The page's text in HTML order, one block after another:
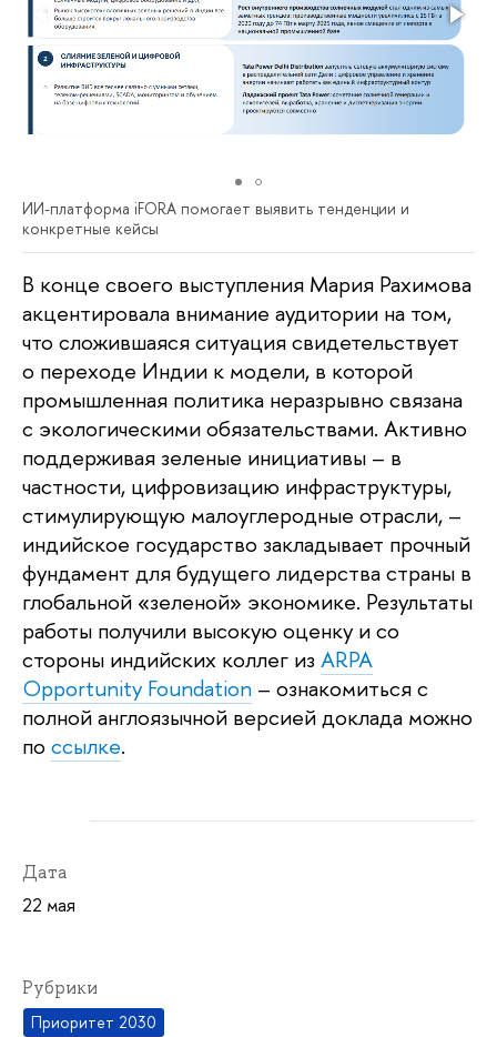
ИИ-платформа iFORA помогает выявить тенденции и
конкретные кейсы
В конце своего выступления Мария Рахимова
акцентировала внимание аудитории на том,
что сложившаяся ситуация свидетельствует
о переходе Индии к модели, в которой
промышленная политика неразрывно связана
с экологическими обязательствами. Активно
поддерживая зеленые инициативы – в
частности, цифровизацию инфраструктуры,
стимулирующую малоуглеродные отрасли, –
индийское государство закладывает прочный
фундамент для будущего лидерства страны в
глобальной «зеленой» экономике. Результаты
работы получили высокую оценку и со
стороны индийских коллег изARPA
Opportunity Foundation – ознакомиться с
полной англоязычной версией доклада можно
поссылке.
Дата
22 мая
Рубрики
Приоритет 2030